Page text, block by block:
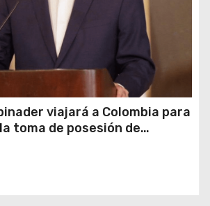
viajará a Colombia para
toma de posesión de
Espriella